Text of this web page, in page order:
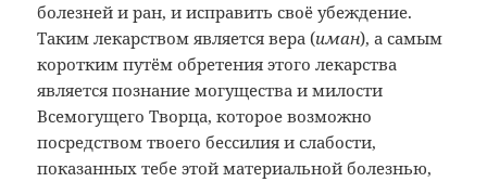
болезней и ран, и исправить своё убеждение.
Таким лекарством является вера (иман), а самым
коротким путём обретения этого лекарства
является познание могущества и милости
Всемогущего Творца, которое возможно
посредством твоего бессилия и слабости,
показанных тебе этой материальной болезнью,